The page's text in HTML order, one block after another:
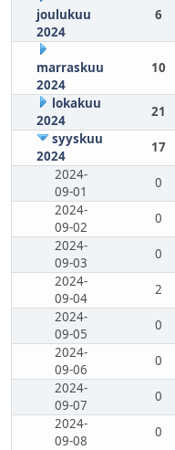
joulukuu
2024
6
marraskuu
2024
10
lokakuu
2024
21
syyskuu
2024
17
2024-
09-01
0
2024-
09-02
0
2024-
09-03
0
2024-
09-04
2
2024-
09-05
0
2024-
09-06
0
2024-
09-07
0
2024-
09-08
0